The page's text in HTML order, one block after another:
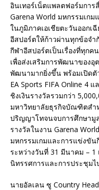
อินเทอร์เน็ตแพลตฟอร์มกา
Garena World มหกรรมเก
ในภูมิภาคเอเชียตะวันออกเ
อีสปอร์ตให้ก้าวผ่านทุกข้อจ
กีฬาอีสปอร์ตเป็นเรื่องที่ทุกค
เพื่อส่งเสริมการพัฒนาของอุ
พัฒนามากยิ่งขึ้น พร้อมเปิดตั
EA Sports FIFA Online 4
ชิงเงินรางวัลรวมกว่า
มหาวิทยาลัยธุรกิจบัณฑิตสำ
ปริญญาโทจนจบการศึกษามู
รางวัลในงาน Garena
มหกรรมเกมและการแข่งขั
ระหว่างวันที่ 31 มีนาคม –
นิทรรศการและการประชุมไ
นายอัลเลน ซู Country